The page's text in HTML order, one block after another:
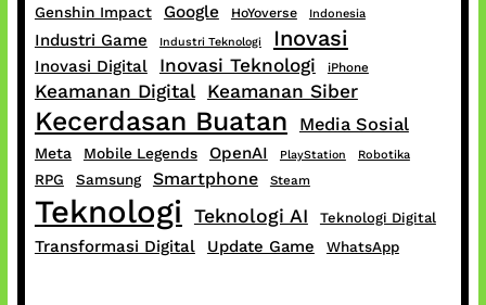
Genshin Impact Google HoYoverse Indonesia
Industri Game Industri Teknologi Inovasi
Inovasi Digital Inovasi Teknologi iPhone
Keamanan Digital Keamanan Siber
Kecerdasan Buatan Media Sosial
Meta Mobile Legends OpenAI PlayStation Robotika
RPG Samsung Smartphone Steam
Teknologi Teknologi AI Teknologi Digital
Transformasi Digital Update Game WhatsApp